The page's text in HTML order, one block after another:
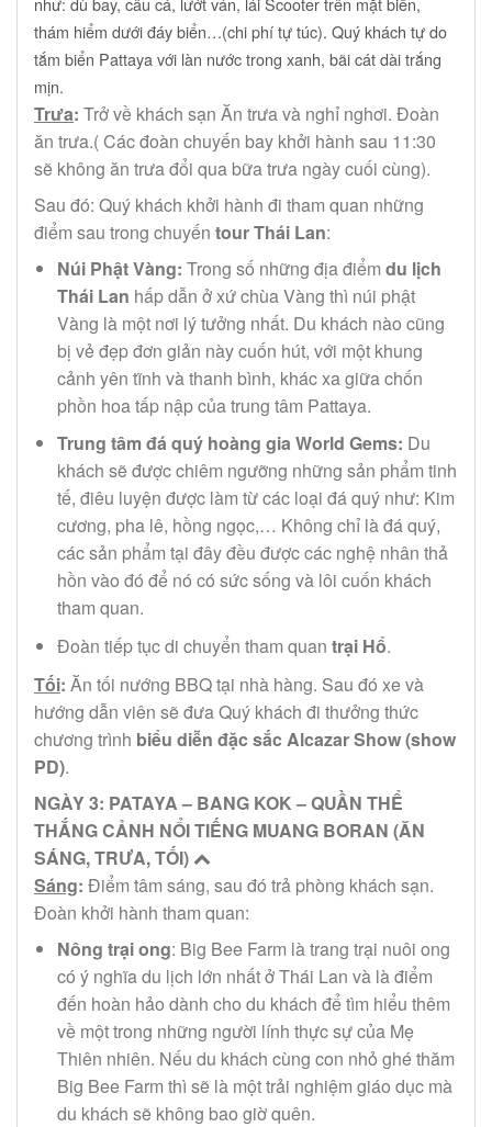
thám hiểm dưới đáy biển…(chi phí tự túc). Quý khách tự do
tắm biển Pattaya với làn nước trong xanh, bãi cát dài trắng
mịn.
Trưa: Trở về khách sạn Ăn trưa và nghỉ nghơi. Đoàn
ăn trưa.( Các đoàn chuyến bay khởi hành sau 11:30
sẽ không ăn trưa đổi qua bữa trưa ngày cuối cùng).
Sau đó: Quý khách khởi hành đi tham quan những
điểm sau trong chuyến tour Thái Lan:
Núi Phật Vàng: Trong số những địa điểm du lịch
Thái Lan hấp dẫn ở xứ chùa Vàng thì núi phật
Vàng là một nơi lý tưởng nhất. Du khách nào cũng
bị vẻ đẹp đơn giản này cuốn hút, với một khung
cảnh yên tĩnh và thanh bình, khác xa giữa chốn
phồn hoa tấp nập của trung tâm Pattaya.
Trung tâm đá quý hoàng gia World Gems: Du
khách sẽ được chiêm ngưỡng những sản phẩm tinh
tế, điêu luyện được làm từ các loại đá quý như: Kim
cương, pha lê, hồng ngọc,… Không chỉ là đá quý,
các sản phẩm tại đây đều được các nghệ nhân thả
hồn vào đó để nó có sức sống và lôi cuốn khách
tham quan.
Đoàn tiếp tục di chuyển tham quan trại Hổ.
Tối: Ăn tối nướng BBQ tại nhà hàng. Sau đó xe và
hướng dẫn viên sẽ đưa Quý khách đi thưởng thức
chương trình biểu diễn đặc sắc Alcazar Show (show
PD).
NGÀY 3: PATAYA – BANG KOK – QUẦN THỂ
THẮNG CẢNH NỔI TIẾNG MUANG BORAN (ĂN
SÁNG, TRƯA, TỐI)
Sáng: Điểm tâm sáng, sau đó trả phòng khách sạn.
Đoàn khởi hành tham quan:
Nông trại ong: Big Bee Farm là trang trại nuôi ong
có ý nghĩa du lịch lớn nhất ở Thái Lan và là điểm
đến hoàn hảo dành cho du khách để tìm hiểu thêm
về một trong những người lính thực sự của Mẹ
Thiên nhiên. Nếu du khách cùng con nhỏ ghé thăm
Big Bee Farm thì sẽ là một trải nghiệm giáo dục mà
du khách sẽ không bao giờ quên.